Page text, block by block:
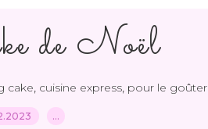
de Noël
cake, cuisine express, pour le goûter
…